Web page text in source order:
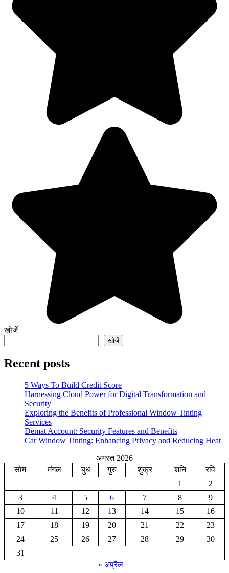
खोजें
खोजें
Recent posts
5 Ways To Build Credit Score
Harnessing Cloud Power for Digital Transformation and
Security
Exploring the Benefits of Professional Window Tinting
Services
Demat Account: Security Features and Benefits
Car Window Tinting: Enhancing Privacy and Reducing Heat
अगस्त 2026
सोम
मंगल बुध गुरु शुक्र शनि
रवि
1
2
3
4 5 6 7 8
9
10
11 12 13 14 15
16
17
18 19 20 21 22
23
24
25 26 27 28 29
30
31
« अप्रैल